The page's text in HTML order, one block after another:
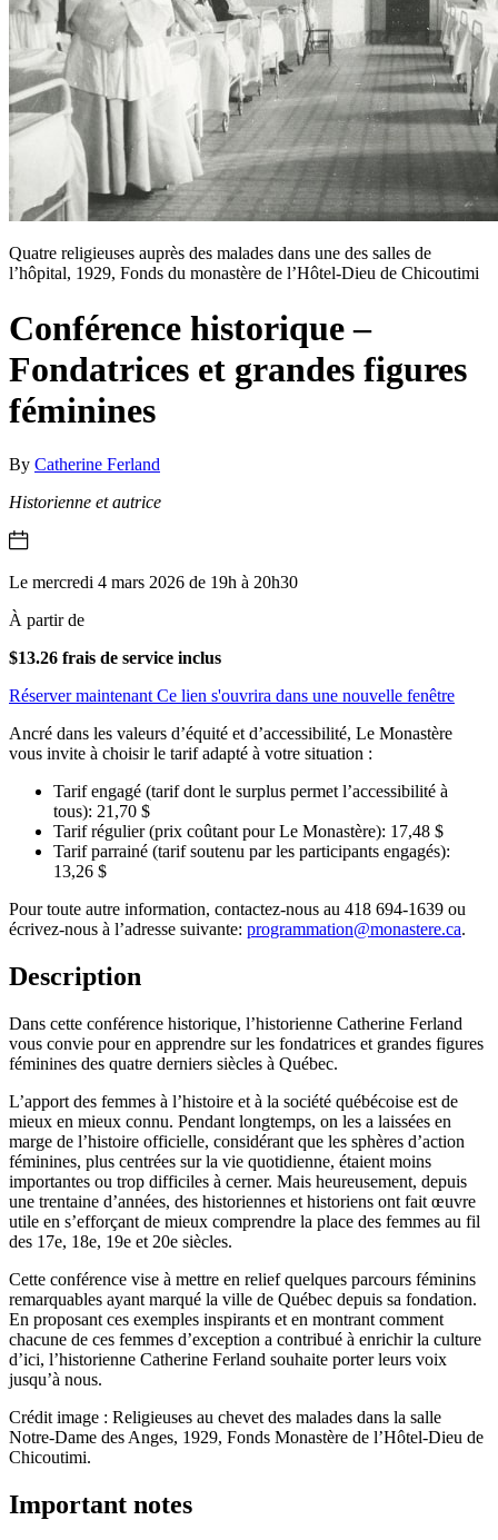
Quatre religieuses auprès des malades dans une des salles de
l’hôpital, 1929, Fonds du monastère de l’Hôtel-Dieu de Chicoutimi
Conférence historique –
Fondatrices et grandes figures
féminines
By Catherine Ferland
Historienne et autrice
Le mercredi 4 mars 2026 de 19h à 20h30
À partir de
$13.26 frais de service inclus
Réserver maintenant Ce lien s'ouvrira dans une nouvelle fenêtre
Ancré dans les valeurs d’équité et d’accessibilité, Le Monastère
vous invite à choisir le tarif adapté à votre situation :
Tarif engagé (tarif dont le surplus permet l’accessibilité à
tous): 21,70 $
Tarif régulier (prix coûtant pour Le Monastère): 17,48 $
Tarif parrainé (tarif soutenu par les participants engagés):
13,26 $
Pour toute autre information, contactez-nous au 418 694-1639 ou
écrivez-nous à l’adresse suivante: programmation@monastere.ca.
Description
Dans cette conférence historique, l’historienne Catherine Ferland
vous convie pour en apprendre sur les fondatrices et grandes figures
féminines des quatre derniers siècles à Québec.
L’apport des femmes à l’histoire et à la société québécoise est de
mieux en mieux connu. Pendant longtemps, on les a laissées en
marge de l’histoire officielle, considérant que les sphères d’action
féminines, plus centrées sur la vie quotidienne, étaient moins
importantes ou trop difficiles à cerner. Mais heureusement, depuis
une trentaine d’années, des historiennes et historiens ont fait œuvre
utile en s’efforçant de mieux comprendre la place des femmes au fil
des 17e, 18e, 19e et 20e siècles.
Cette conférence vise à mettre en relief quelques parcours féminins
remarquables ayant marqué la ville de Québec depuis sa fondation.
En proposant ces exemples inspirants et en montrant comment
chacune de ces femmes d’exception a contribué à enrichir la culture
d’ici, l’historienne Catherine Ferland souhaite porter leurs voix
jusqu’à nous.
Crédit image : Religieuses au chevet des malades dans la salle
Notre-Dame des Anges, 1929, Fonds Monastère de l’Hôtel-Dieu de
Chicoutimi.
Important notes